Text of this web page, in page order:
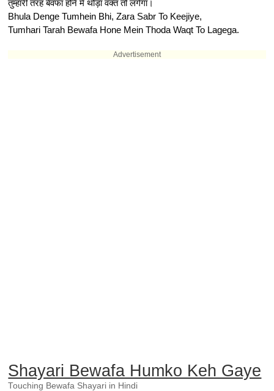
तुम्हारी तरह बेवफा होने में थोड़ा वक्त तो लगेगा।
Bhula Denge Tumhein Bhi, Zara Sabr To Keejiye,
Tumhari Tarah Bewafa Hone Mein Thoda Waqt To Lagega.
Advertisement
Shayari Bewafa Humko Keh Gaye
Touching Bewafa Shayari in Hindi